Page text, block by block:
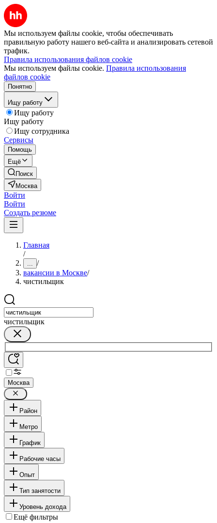
Мы используем файлы cookie, чтобы обеспечивать
правильную работу нашего веб-сайта и анализировать сетевой
трафик.
Правила использования файлов cookie
Мы используем файлы cookie. Правила использования
файлов cookie
Понятно
Ищу работу
Ищу работу
Ищу работу
Ищу сотрудника
Сервисы
Помощь
Ещё
Поиск
Москва
Войти
Войти
Создать резюме
Главная
/
... /
вакансии в Москве/
чистильщик
чистильщик
Москва
Район
Метро
График
Рабочие часы
Опыт
Тип занятости
Уровень дохода
Ещё фильтры